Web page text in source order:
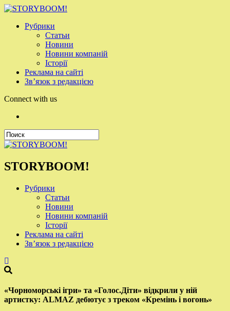
Рубрики
Статьи
Новини
Новини компаній
Історії
Реклама на сайті
Зв’язок з редакцією
Connect with us
STORYBOOM!
Рубрики
Статьи
Новини
Новини компаній
Історії
Реклама на сайті
Зв’язок з редакцією
«Чорноморські ігри» та «Голос.Діти» відкрили у ній
артистку: ALMAZ дебютує з треком «Кремінь і вогонь»